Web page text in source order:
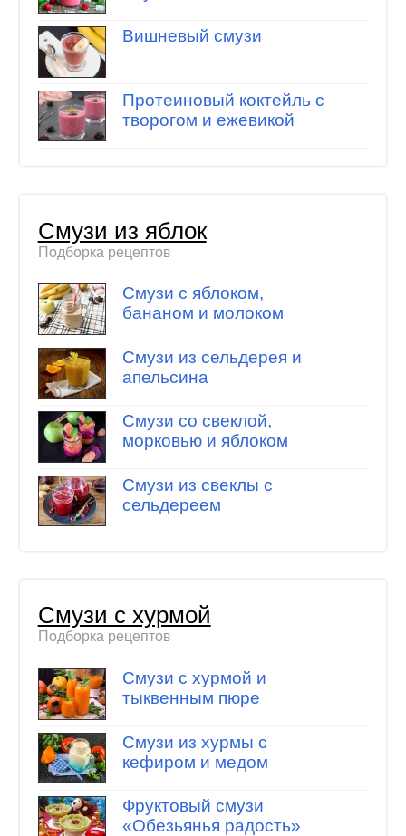
Вишневый смузи
Протеиновый коктейль с
творогом и ежевикой
Смузи из яблок
Подборка рецептов
Смузи с яблоком,
бананом и молоком
Смузи из сельдерея и
апельсина
Смузи со свеклой,
морковью и яблоком
Смузи из свеклы с
сельдереем
Смузи с хурмой
Подборка рецептов
Смузи с хурмой и
тыквенным пюре
Смузи из хурмы с
кефиром и медом
Фруктовый смузи
«Обезьянья радость»